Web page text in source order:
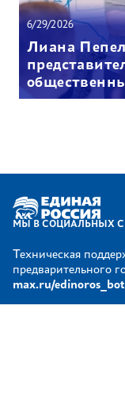
6/29/2026
Лиана
МЫ В СОЦИАЛЬНЫХ
Техническая
предварительного
max.ru/edinoros_bot